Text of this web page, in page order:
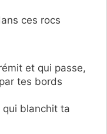
ces rocs
et qui passe,
tes bords
blanchit ta